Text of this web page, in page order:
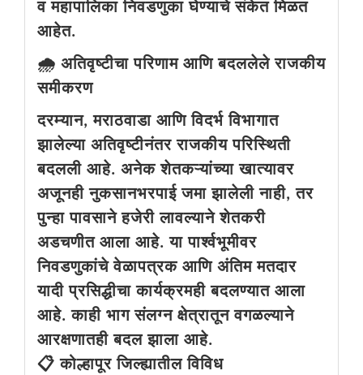
व महापालिका निवडणुका घेण्याचे संकेत मिळत
आहेत.
🌧️ अतिवृष्टीचा परिणाम आणि बदललेले राजकीय
समीकरण
दरम्यान, मराठवाडा आणि विदर्भ विभागात
झालेल्या अतिवृष्टीनंतर राजकीय परिस्थिती
बदलली आहे. अनेक शेतकऱ्यांच्या खात्यावर
अजूनही नुकसानभरपाई जमा झालेली नाही, तर
पुन्हा पावसाने हजेरी लावल्याने शेतकरी
अडचणीत आला आहे. या पार्श्वभूमीवर
निवडणुकांचे वेळापत्रक आणि अंतिम मतदार
यादी प्रसिद्धीचा कार्यक्रमही बदलण्यात आला
आहे. काही भाग संलग्न क्षेत्रातून वगळल्याने
आरक्षणातही बदल झाला आहे.
📋 कोल्हापूर जिल्ह्यातील विविध